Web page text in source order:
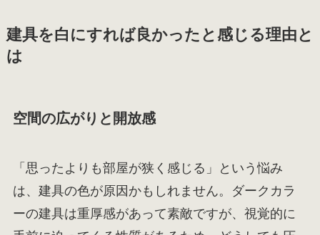
建具を白にすれば良かったと感じる理由と
は
空間の広がりと開放感
「思ったよりも部屋が狭く感じる」という悩み
は、建具の色が原因かもしれません。ダークカラ
ーの建具は重厚感があって素敵ですが、視覚的に